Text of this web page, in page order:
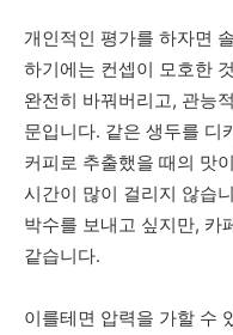
개인적인 평가를 하자면
하기에는 컨셉이 모호한
완전히 바꿔버리고, 관능
문입니다. 같은 생두를 디
커피로 추출했을 때의 맛
시간이 많이 걸리지 않습
박수를 보내고 싶지만, 카
같습니다.
이를테면 압력을 가할 수